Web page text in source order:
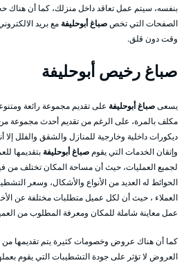
بنفسه، سيتم عمل تعاقد داخل منزلك، كما أن هناك
الصفحات التي تخصصباغ أبوحليفة مع بريد
وقت دون قلق.
صباغ رخيص أبوحليفة
يسعىصباغ أبوحليفة على تقديم مجموعة رائعة
مكلف بالمرة، على الرغم من تقديم أحدث مجموعة
ديكورات داخلية وخارجية للمنازل والشقق والفلل إلا
وإتقان الخدمات التي يقوم صباغ أبوحليفة بتقديمها
لجميع العمليات، حيث أن مساحة المكان تختلف من
الحوائط له العديد من الأنواع والأشكال، وسعر
العملاء ، حيث أن لكل عميل متطلبات مختلفة عن
عمل معاينة شاملة للمكان ومعرفة المطلوب من
كما أن هناك عروض وخصومات كثيرة يتم تقديمها
العروض لا تؤثر على جودة التشطيبات التي يقوم